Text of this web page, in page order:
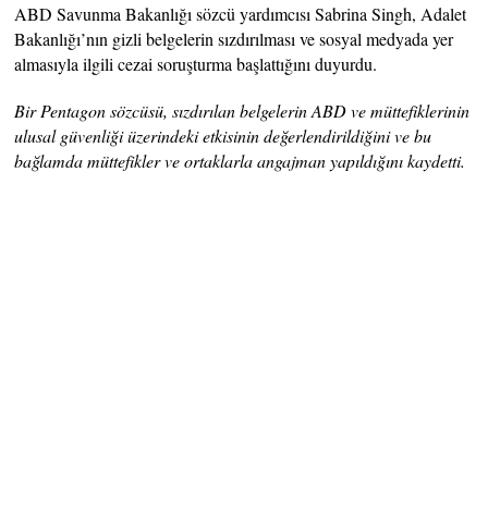
ABD Savunma Bakanlığı sözcü yardımcısı Sabrina Singh, Adalet
Bakanlığı’nın gizli belgelerin sızdırılması ve sosyal medyada yer
almasıyla ilgili cezai soruşturma başlattığını duyurdu.
Bir Pentagon sözcüsü, sızdırılan belgelerin ABD ve müttefiklerinin
ulusal güvenliği üzerindeki etkisinin değerlendirildiğini ve bu
bağlamda müttefikler ve ortaklarla angajman yapıldığını kaydetti.